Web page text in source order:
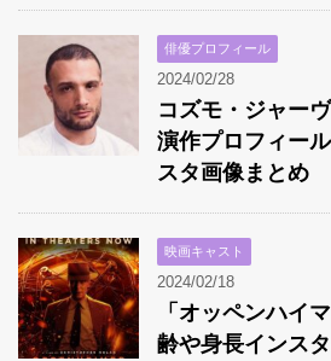
俳優プロフィール
2024/02/28
コズモ・ジャー
演作プロフィー
スタ画像まとめ
映画キャスト
2024/02/18
「オッペンハイ
齢や身長インス